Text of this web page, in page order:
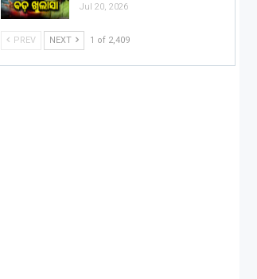
Jul 20, 2026
PREV NEXT 1 of 2,409